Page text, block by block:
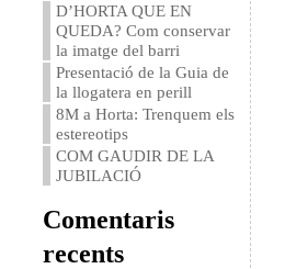
D’HORTA QUE EN
QUEDA? Com conservar
la imatge del barri
Presentació de la Guia de
la llogatera en perill
8M a Horta: Trenquem els
estereotips
COM GAUDIR DE LA
JUBILACIÓ
Comentaris
recents